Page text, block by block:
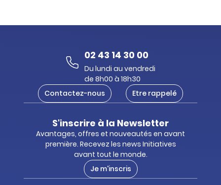
02 43 14 30 00
Du lundi au vendredi
de 8h00 à 18h30
Contactez-nous
Etre rappelé
S'inscrire à la Newsletter
Avantages, offres et nouveautés en avant
première. Recevez les news Initiatives
avant tout le monde.
Je m'inscris